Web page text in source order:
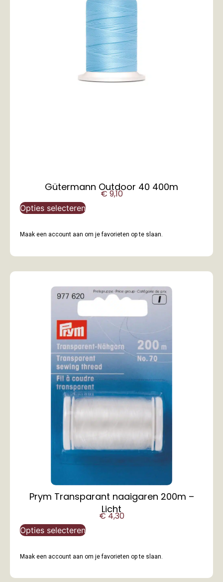
Gütermann Outdoor 40 400m
€9,10
Opties selecteren
Maak een account aan om je favorieten op te slaan.
Prym Transparant naaigaren 200m –
Licht
€4,30
Opties selecteren
Maak een account aan om je favorieten op te slaan.